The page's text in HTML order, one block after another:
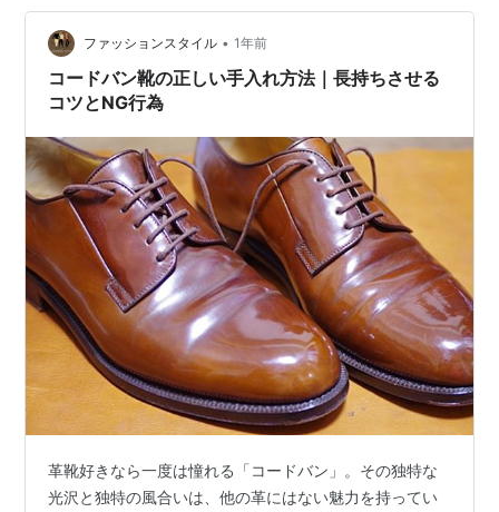
ず時折【品川】方面のマーケットイベントなんかに出店
されたりしています …
ファッションスタイル • 1年前
コードバン靴の正しい手入れ方法｜長持ちさせる
コツとNG行為
革靴好きなら一度は憧れる「コードバン」。その独特な
光沢と独特の風合いは、他の革にはない魅力を持ってい